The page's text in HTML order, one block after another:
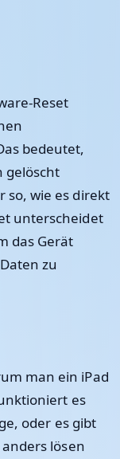
Reset
bedeutet,
gelöscht
so, wie es direkt
unterscheidet
das Gerät
zu
man ein iPad
es
oder es gibt
anders lösen